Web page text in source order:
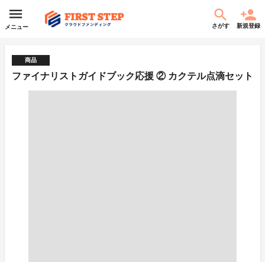
メニュー さがす 新規登録
商品
ファイナリストガイドブック応援 ② カクテル点滴セット